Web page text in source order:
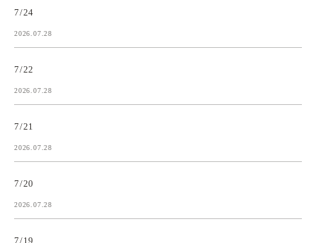
7/24
2026.07.28
7/22
2026.07.28
7/21
2026.07.28
7/20
2026.07.28
7/19